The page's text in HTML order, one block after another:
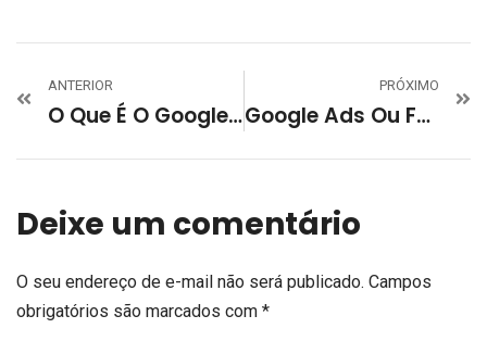
ANTERIOR
O Que É O Google Ads E Como Ele Te Ajuda
PRÓXIMO
Google Ads Ou Facebook Ads: Qual Melhor Canal Para Gerar Leads?
Deixe um comentário
O seu endereço de e-mail não será publicado. Campos
obrigatórios são marcados com *